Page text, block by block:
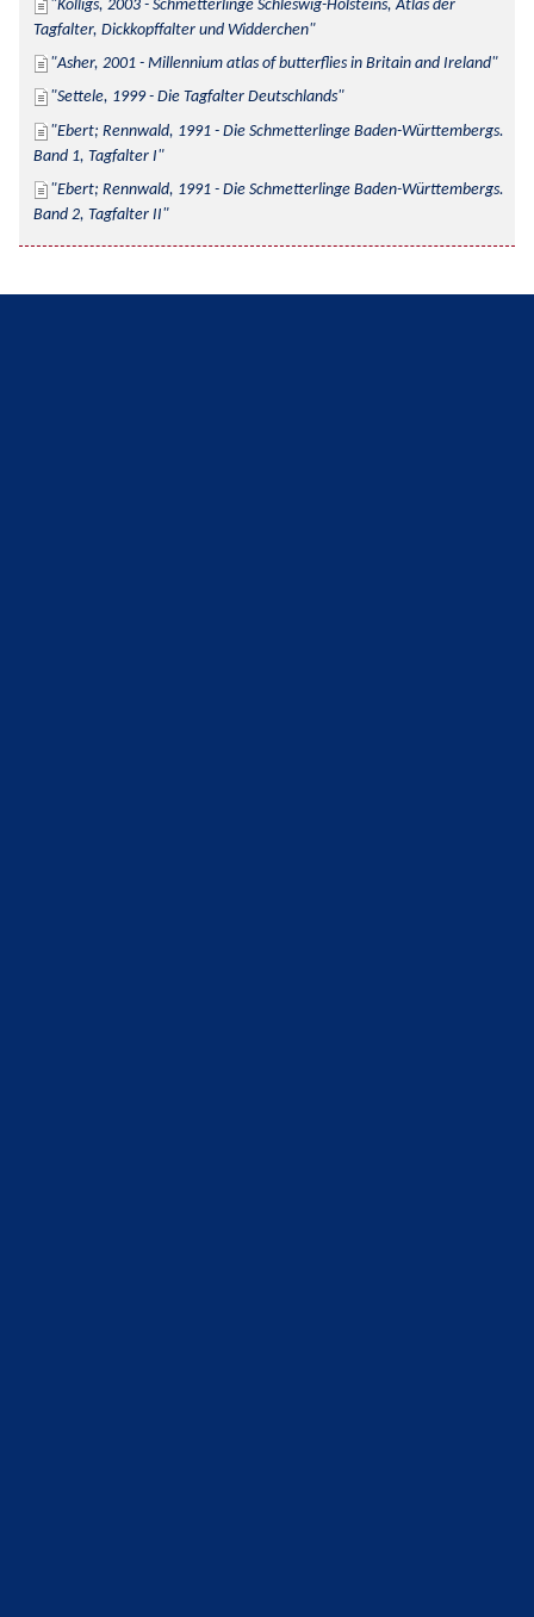
Kolligs, 2003 - Schmetterlinge Schleswig-Holsteins, Atlas der
Tagfalter, Dickkopffalter und Widderchen
Asher, 2001 - Millennium atlas of butterflies in Britain and Ireland
Settele, 1999 - Die Tagfalter Deutschlands
Ebert; Rennwald, 1991 - Die Schmetterlinge Baden-Württembergs.
Band 1, Tagfalter I
Ebert; Rennwald, 1991 - Die Schmetterlinge Baden-Württembergs.
Band 2, Tagfalter II